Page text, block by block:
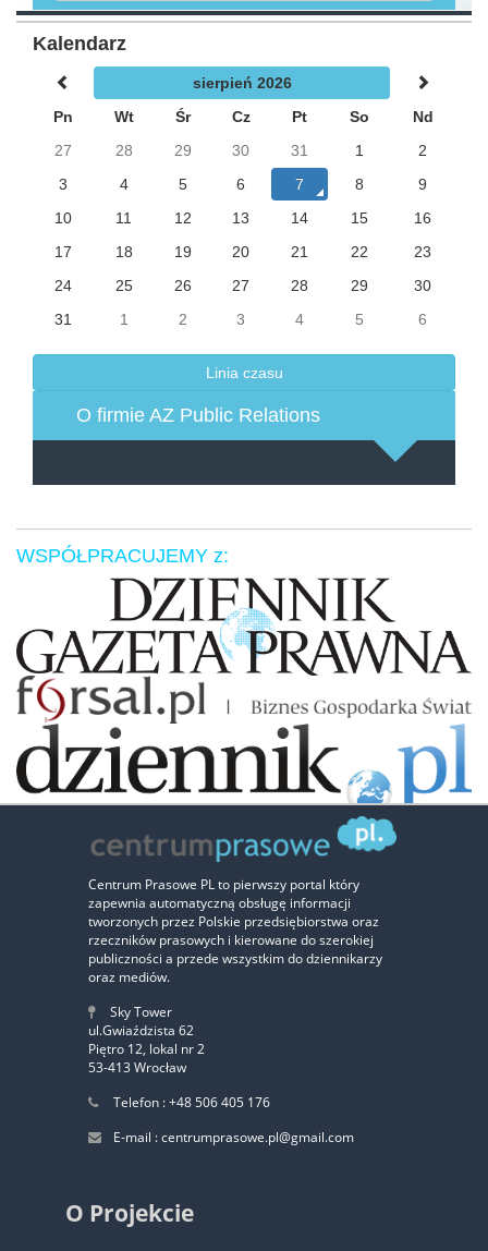
Kalendarz
sierpień 2026
Pn
Wt Śr Cz Pt So
Nd
27
28 29 30 31 1
2
3
4 5 6 7 8
9
10
11 12 13 14 15
16
17
18 19 20 21 22
23
24
25 26 27 28 29
30
31
1 2 3 4 5 6
Linia czasu
O firmie AZ Public Relations
WSPÓŁPRACUJEMY z:
Zaufali nam:
Centrum Prasowe PL to pierwszy portal który
zapewnia automatyczną obsługę informacji
tworzonych przez Polskie przedsiębiorstwa oraz
rzeczników prasowych i kierowane do szerokiej
publiczności a przede wszystkim do dziennikarzy
oraz mediów.
Sky Tower
ul.Gwiaździsta 62
Piętro 12, lokal nr 2
53-413 Wrocław
Telefon : +48 506 405 176
E-mail : centrumprasowe.pl@gmail.com
O Projekcie